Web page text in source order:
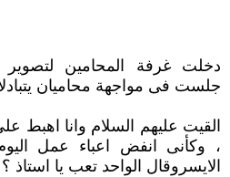
دخلت غرفة المحامين لتصوير
جلست فى مواجهة محاميان
القيت عليهم السلام وانا اهبط
، وكأنى انفض اعباء عمل
الايسروقال الواحد تعب يا استاذ ؟